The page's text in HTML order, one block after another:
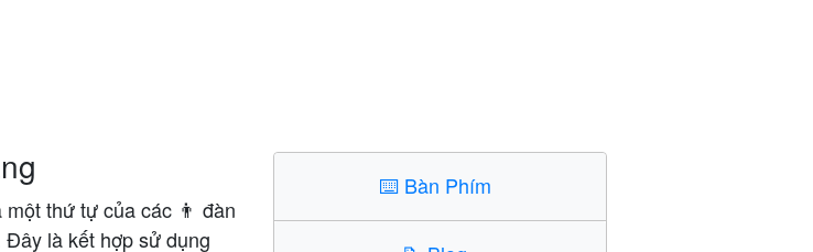
thứ tự của các 👨 đàn
Đây là kết hợp sử dụng
⌨️ Bàn Phím